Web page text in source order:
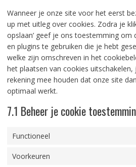
Wanneer je onze site voor het eerst
up met uitleg over cookies. Zodra je
opslaan’ geef je ons toestemming om
en plugins te gebruiken die je hebt
welke zijn omschreven in het
het plaatsen van cookies
rekening mee houden dat onze site
optimaal werkt.
7.1 Beheer je cookie
Functioneel
Voorkeuren